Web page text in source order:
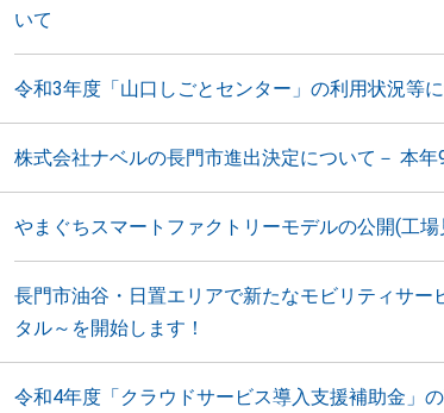
いて
令和3年度「山口しごとセンター」の利用状況等
株式会社ナベルの長門市進出決定について－ 本年
やまぐちスマートファクトリーモデルの公開(工
長門市油谷・日置エリアで新たなモビリティサー
タル～を開始します！
令和4年度「クラウドサービス導入支援補助金」